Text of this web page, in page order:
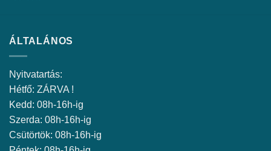
ÁLTALÁNOS
Nyitvatartás:
Hétfő: ZÁRVA !
Kedd: 08h-16h-ig
Szerda: 08h-16h-ig
Csütörtök: 08h-16h-ig